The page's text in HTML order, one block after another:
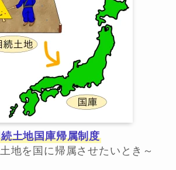
土地国庫帰属制度
地を国に帰属させたいとき～